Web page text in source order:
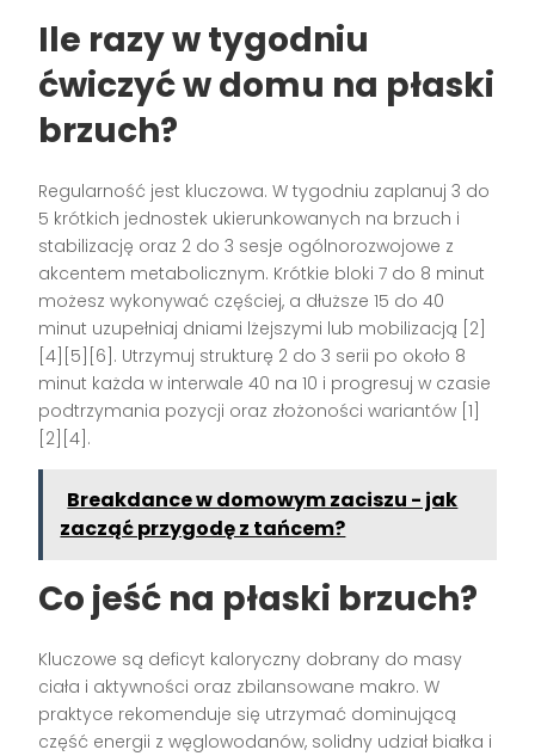
Ile razy w tygodniu
ćwiczyć w domu na płaski
brzuch?
Regularność jest kluczowa. W tygodniu zaplanuj 3 do
5 krótkich jednostek ukierunkowanych na brzuch i
stabilizację oraz 2 do 3 sesje ogólnorozwojowe z
akcentem metabolicznym. Krótkie bloki 7 do 8 minut
możesz wykonywać częściej, a dłuższe 15 do 40
minut uzupełniaj dniami lżejszymi lub mobilizacją [2]
[4][5][6]. Utrzymuj strukturę 2 do 3 serii po około 8
minut każda w interwale 40 na 10 i progresuj w czasie
podtrzymania pozycji oraz złożoności wariantów [1]
[2][4].
Breakdance w domowym zaciszu - jak
zacząć przygodę z tańcem?
Co jeść na płaski brzuch?
Kluczowe są deficyt kaloryczny dobrany do masy
ciała i aktywności oraz zbilansowane makro. W
praktyce rekomenduje się utrzymać dominującą
część energii z węglowodanów, solidny udział białka i